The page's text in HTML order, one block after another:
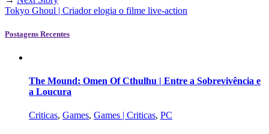
Tokyo Ghoul | Criador elogia o filme live-action
Postagens Recentes
The Mound: Omen Of Cthulhu | Entre a Sobrevivência e
a Loucura
Criticas, Games, Games | Criticas, PC